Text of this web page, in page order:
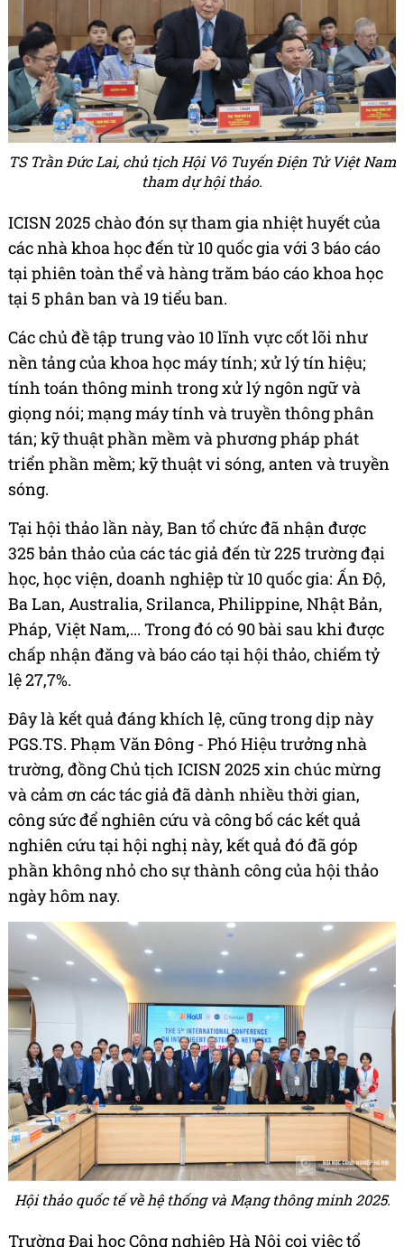
TS Trần Đức Lai, chủ tịch Hội Vô Tuyến Điện Tử Việt Nam
tham dự hội thảo.
ICISN 2025 chào đón sự tham gia nhiệt huyết của
các nhà khoa học đến từ 10 quốc gia với 3 báo cáo
tại phiên toàn thể và hàng trăm báo cáo khoa học
tại 5 phân ban và 19 tiểu ban.
Các chủ đề tập trung vào 10 lĩnh vực cốt lõi như
nền tảng của khoa học máy tính; xử lý tín hiệu;
tính toán thông minh trong xử lý ngôn ngữ và
giọng nói; mạng máy tính và truyền thông phân
tán; kỹ thuật phần mềm và phương pháp phát
triển phần mềm; kỹ thuật vi sóng, anten và truyền
sóng.
Tại hội thảo lần này, Ban tổ chức đã nhận được
325 bản thảo của các tác giả đến từ 225 trường đại
học, học viện, doanh nghiệp từ 10 quốc gia: Ấn Độ,
Ba Lan, Australia, Srilanca, Philippine, Nhật Bản,
Pháp, Việt Nam,... Trong đó có 90 bài sau khi được
chấp nhận đăng và báo cáo tại hội thảo, chiếm tỷ
lệ 27,7%.
Đây là kết quả đáng khích lệ, cũng trong dịp này
PGS.TS. Phạm Văn Đông - Phó Hiệu trưởng nhà
trường, đồng Chủ tịch ICISN 2025 xin chúc mừng
và cảm ơn các tác giả đã dành nhiều thời gian,
công sức để nghiên cứu và công bố các kết quả
nghiên cứu tại hội nghị này, kết quả đó đã góp
phần không nhỏ cho sự thành công của hội thảo
ngày hôm nay.
Hội thảo quốc tế về hệ thống và Mạng thông minh 2025.
Trường Đại học Công nghiệp Hà Nội coi việc tổ